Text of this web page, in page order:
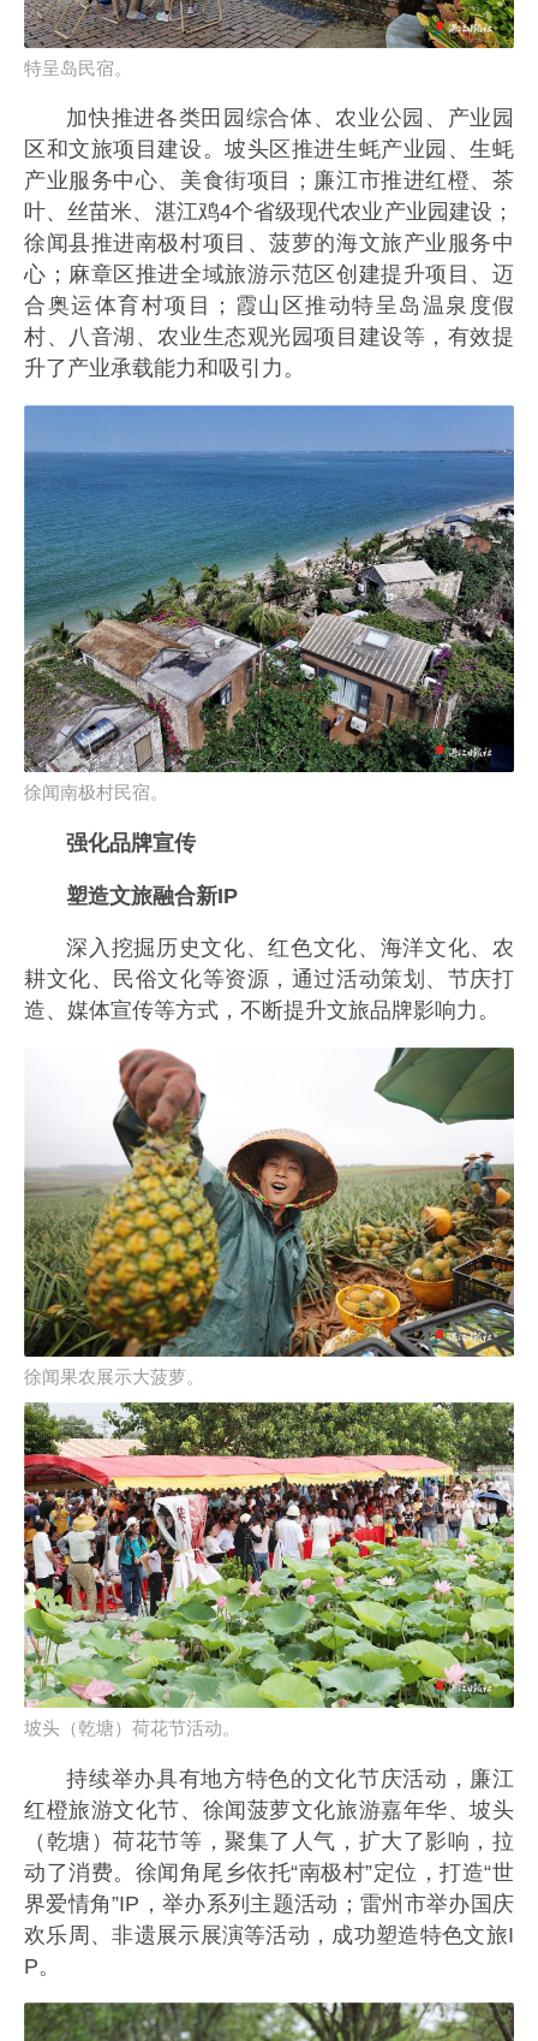
特呈岛民宿。
加快推进各类田园综合体、农业公园、产业园
区和文旅项目建设。坡头区推进生蚝产业园、生蚝
产业服务中心、美食街项目；廉江市推进红橙、茶
叶、丝苗米、湛江鸡4个省级现代农业产业园建设；
徐闻县推进南极村项目、菠萝的海文旅产业服务中
心；麻章区推进全域旅游示范区创建提升项目、迈
合奥运体育村项目；霞山区推动特呈岛温泉度假
村、八音湖、农业生态观光园项目建设等，有效提
升了产业承载能力和吸引力。
徐闻南极村民宿。
强化品牌宣传
塑造文旅融合新IP
深入挖掘历史文化、红色文化、海洋文化、农
耕文化、民俗文化等资源，通过活动策划、节庆打
造、媒体宣传等方式，不断提升文旅品牌影响力。
徐闻果农展示大菠萝。
坡头（乾塘）荷花节活动。
持续举办具有地方特色的文化节庆活动，廉江
红橙旅游文化节、徐闻菠萝文化旅游嘉年华、坡头
（乾塘）荷花节等，聚集了人气，扩大了影响，拉
动了消费。徐闻角尾乡依托“南极村”定位，打造“世
界爱情角”IP，举办系列主题活动；雷州市举办国庆
欢乐周、非遗展示展演等活动，成功塑造特色文旅I
P。